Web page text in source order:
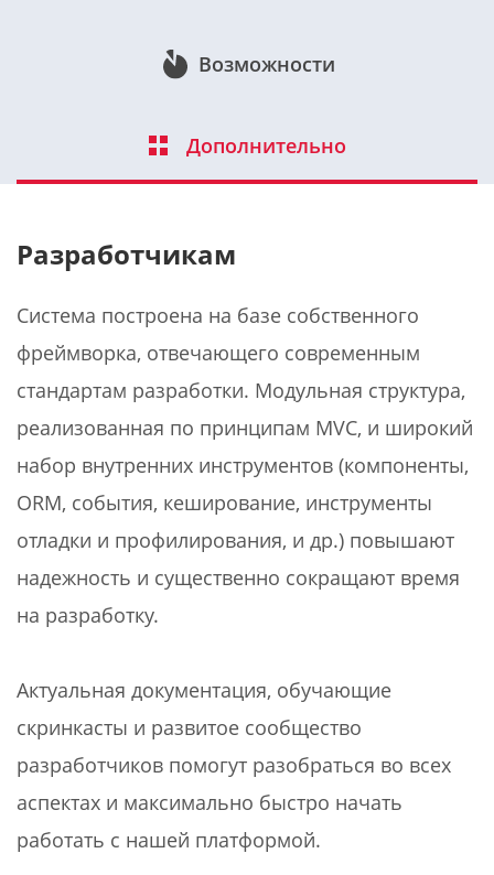
Возможности
Дополнительно
Разработчикам
Система построена на базе собственного
фреймворка, отвечающего современным
стандартам разработки. Модульная структура,
реализованная по принципам MVC, и широкий
набор внутренних инструментов (компоненты,
ORM, события, кеширование, инструменты
отладки и профилирования, и др.) повышают
надежность и существенно сокращают время
на разработку.
Актуальная документация, обучающие
скринкасты и развитое сообщество
разработчиков помогут разобраться во всех
аспектах и максимально быстро начать
работать с нашей платформой.